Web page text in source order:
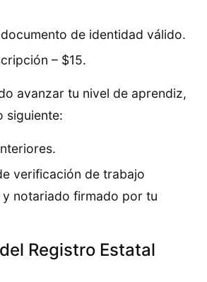
de identidad válido.
– $15.
avanzar tu nivel de aprendiz,
siguiente:
verificación de trabajo
notariado firmado por tu
Registro Estatal